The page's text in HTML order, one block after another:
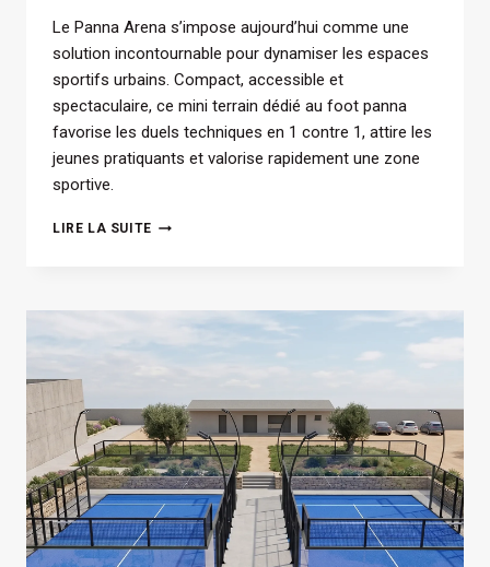
Le Panna Arena s’impose aujourd’hui comme une
solution incontournable pour dynamiser les espaces
sportifs urbains. Compact, accessible et
spectaculaire, ce mini terrain dédié au foot panna
favorise les duels techniques en 1 contre 1, attire les
jeunes pratiquants et valorise rapidement une zone
sportive.
LIRE LA SUITEPANNA
COMMENT
INTÉGRER
CITY-
STADE
1V1
DANS
VOS
ESPACES
SPORTIFS
?